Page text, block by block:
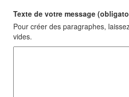
Texte de votre message
Pour créer des paragraphes,
vides.